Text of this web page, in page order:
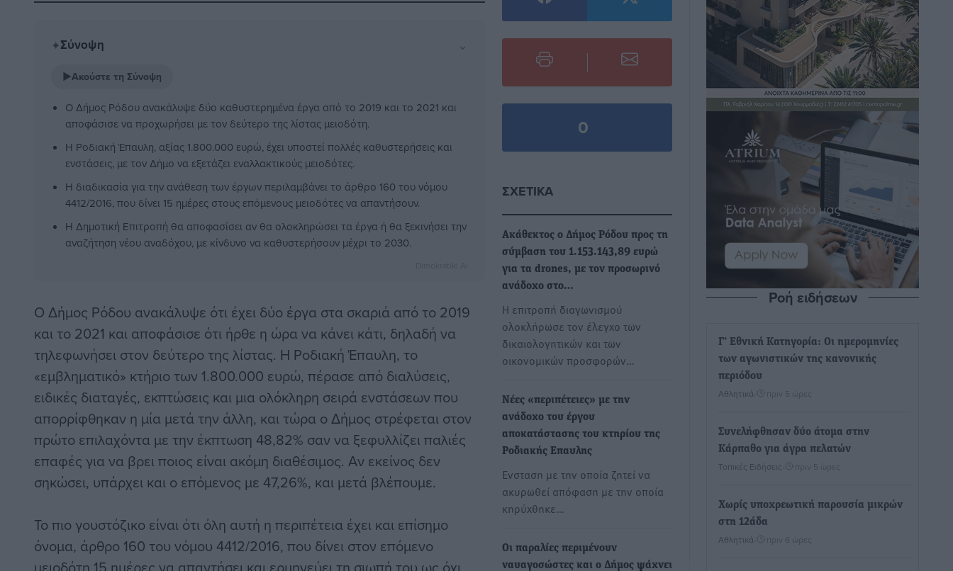
✦Σύνοψη ⌄
▶Ακούστε τη Σύνοψη
Ο Δήμος Ρόδου ανακάλυψε δύο καθυστερημένα έργα από το 2019 και το 2021 και
αποφάσισε να προχωρήσει με τον δεύτερο της λίστας μειοδότη.
Η Ροδιακή Έπαυλη, αξίας 1.800.000 ευρώ, έχει υποστεί πολλές καθυστερήσεις και
ενστάσεις, με τον Δήμο να εξετάζει εναλλακτικούς μειοδότες.
Η διαδικασία για την ανάθεση των έργων περιλαμβάνει το άρθρο 160 του νόμου
4412/2016, που δίνει 15 ημέρες στους επόμενους μειοδότες να απαντήσουν.
Η Δημοτική Επιτροπή θα αποφασίσει αν θα ολοκληρώσει τα έργα ή θα ξεκινήσει την
αναζήτηση νέου αναδόχου, με κίνδυνο να καθυστερήσουν μέχρι το 2030.
Ο Δήμος Ρόδου ανακάλυψε ότι έχει δύο έργα στα σκαριά από το 2019
και το 2021 και αποφάσισε ότι ήρθε η ώρα να κάνει κάτι, δηλαδή να
τηλεφωνήσει στον δεύτερο της λίστας. Η Ροδιακή Έπαυλη, το
«εμβληματικό» κτήριο των 1.800.000 ευρώ, πέρασε από διαλύσεις,
ειδικές διαταγές, εκπτώσεις και μια ολόκληρη σειρά ενστάσεων που
απορρίφθηκαν η μία μετά την άλλη, και τώρα ο Δήμος στρέφεται στον
πρώτο επιλαχόντα με την έκπτωση 48,82% σαν να ξεφυλλίζει παλιές
επαφές για να βρει ποιος είναι ακόμη διαθέσιμος. Αν εκείνος δεν
σηκώσει, υπάρχει και ο επόμενος με 47,26%, και μετά βλέπουμε.
Το πιο γουστόζικο είναι ότι όλη αυτή η περιπέτεια έχει και επίσημο
όνομα, άρθρο 160 του νόμου 4412/2016, που δίνει στον επόμενο
0
ΣΧΕΤΙΚΆ
Ακάθεκτος ο Δήμος Ρόδου προς τη
σύμβαση του 1.153.143,89 ευρώ
για τα drones, με τον προσωρινό
ανάδοχο στο…
Η επιτροπή διαγωνισμού
ολοκλήρωσε τον έλεγχο των
δικαιολογητικών και των
οικονομικών προσφορών…
Νέες «περιπέτειες» με την
ανάδοχο του έργου
αποκατάστασης του κτηρίου της
Ροδιακής Επαυλης
Ενσταση με την οποία ζητεί να
ακυρωθεί απόφαση με την οποία
κηρύχθηκε…
Οι παραλίες περιμένουν
ναυαγοσώστες και ο Δήμος ψάχνει
Ροή ειδήσεων
Γ’ Εθνική Κατηγορία: Οι ημερομηνίες
των αγωνιστικών της κανονικής
περιόδου
Αθλητικά πριν 5 ώρες
Συνελήφθησαν δύο άτομα στην
Κάρπαθο για άγρα πελατών
Τοπικές Ειδήσεις πριν 5 ώρες
Χωρίς υποχρεωτική παρουσία μικρών
στη 12άδα
Αθλητικά πριν 6 ώρες